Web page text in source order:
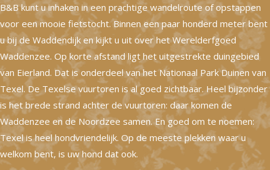
B&B kunt u inhaken in een prachtige wandelroute of opstappen
voor een mooie fietstocht. Binnen een paar honderd meter bent
u bij de Waddendijk en kijkt u uit over het Werelderfgoed
Waddenzee. Op korte afstand ligt het uitgestrekte duingebied
van Eierland. Dat is onderdeel van het Nationaal Park Duinen van
Texel. De Texelse vuurtoren is al goed zichtbaar. Heel bijzonder
is het brede strand achter de vuurtoren: daar komen de
Waddenzee en de Noordzee samen. En goed om te noemen:
Texel is heel hondvriendelijk. Op de meeste plekken waar u
welkom bent, is uw hond dat ook.